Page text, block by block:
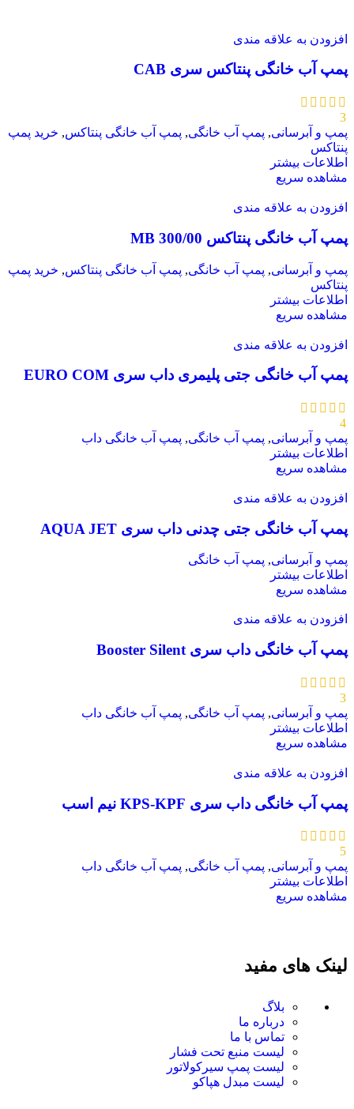
افزودن به علاقه مندی
پمپ آب خانگی پنتاکس سری CAB
3
پمپ و آبرسانی, پمپ آب خانگی, پمپ آب خانگی پنتاکس, خرید پمپ
پنتاکس
اطلاعات بیشتر
مشاهده سریع
افزودن به علاقه مندی
پمپ آب خانگی پنتاکس MB 300/00
پمپ و آبرسانی, پمپ آب خانگی, پمپ آب خانگی پنتاکس, خرید پمپ
پنتاکس
اطلاعات بیشتر
مشاهده سریع
افزودن به علاقه مندی
پمپ آب خانگی جتی پلیمری داب سری EURO COM
4
پمپ و آبرسانی, پمپ آب خانگی, پمپ آب خانگی داب
اطلاعات بیشتر
مشاهده سریع
افزودن به علاقه مندی
پمپ آب خانگی جتی چدنی داب سری AQUA JET
پمپ و آبرسانی, پمپ آب خانگی
اطلاعات بیشتر
مشاهده سریع
افزودن به علاقه مندی
پمپ آب خانگی داب سری Booster Silent
3
پمپ و آبرسانی, پمپ آب خانگی, پمپ آب خانگی داب
اطلاعات بیشتر
مشاهده سریع
افزودن به علاقه مندی
پمپ آب خانگی داب سری KPS-KPF نیم اسب
5
پمپ و آبرسانی, پمپ آب خانگی, پمپ آب خانگی داب
اطلاعات بیشتر
مشاهده سریع
لینک های مفید
بلاگ
درباره ما
تماس با ما
لیست منبع تحت فشار
لیست پمپ سیرکولاتور
لیست مبدل هپاکو